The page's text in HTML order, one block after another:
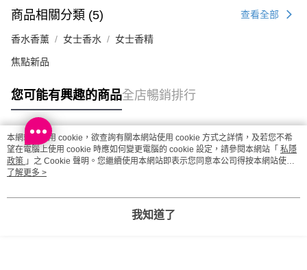
商品相關分類 (5) 查看全部
香水香薰 女士香水 女士香精
焦點新品
您可能有興趣的商品全店暢銷排行
熱門標籤
熱銷排行
本網站中使用 cookie，欲查詢有關本網站使用 cookie 方式之詳情，及若您不希
望在電腦上使用 cookie 時應如何變更電腦的 cookie 設定，請參閱本網站「 私隱
政策 」之 Cookie 聲明。您繼續使用本網站即表示您同意本公司得按本網站使用
條款之 Cookie 聲明使用 cookie。
了解更多 >
我知道了